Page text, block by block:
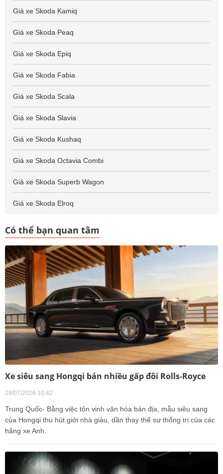
Giá xe Skoda Kamiq
Giá xe Skoda Peaq
Giá xe Skoda Epiq
Giá xe Skoda Fabia
Giá xe Skoda Scala
Giá xe Skoda Slavia
Giá xe Skoda Kushaq
Giá xe Skoda Octavia Combi
Giá xe Skoda Superb Wagon
Giá xe Skoda Elroq
Có thể bạn quan tâm
Xe siêu sang Hongqi bán nhiều gấp đôi Rolls-Royce
28/07/2026 10:42
Trung Quốc- Bằng việc tôn vinh văn hóa bản địa, mẫu siêu sang
của Hongqi thu hút giới nhà giàu, dần thay thế sự thống trị của các
hãng xe Anh.